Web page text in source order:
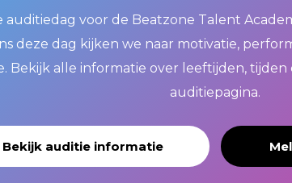
auditiedag voor de Beatzone Talent
deze dag kijken we naar motivatie,
Bekijk alle informatie over leeftijden, tijden
auditiepagina.
Bekijk auditie informatie